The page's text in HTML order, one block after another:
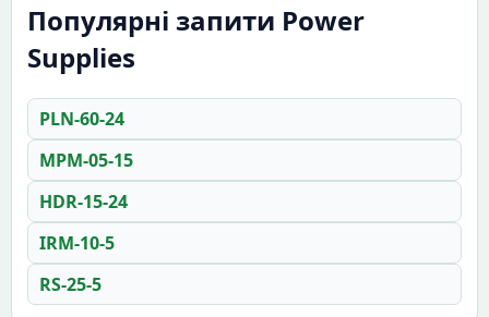
Популярні запити Power
Supplies
PLN-60-24
MPM-05-15
HDR-15-24
IRM-10-5
RS-25-5